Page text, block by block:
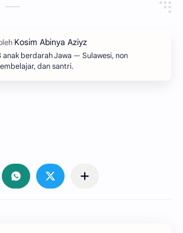
anak berdarah Jawa — Sulawesi, non
dan santri.